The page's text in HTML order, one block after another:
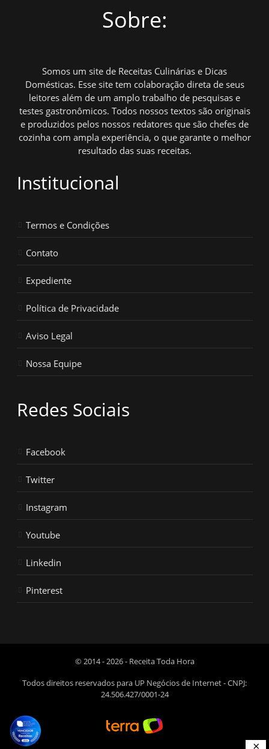
Sobre:
Somos um site de Receitas Culinárias e Dicas
Domésticas. Esse site tem colaboração direta de seus
leitores além de um amplo trabalho de pesquisas e
testes gastronômicos. Todos nossos textos são originais
e produzidos pelos nossos redatores que são chefes de
cozinha com ampla experiência, o que garante o melhor
resultado das suas receitas.
Institucional
Termos e Condições
Contato
Expediente
Política de Privacidade
Aviso Legal
Nossa Equipe
Redes Sociais
Facebook
Twitter
Instagram
Youtube
Linkedin
Pinterest
© 2014 - 2026 - Receita Toda Hora
Todos direitos reservados para UP Negócios de Internet - CNPJ:
24.506.427/0001-24